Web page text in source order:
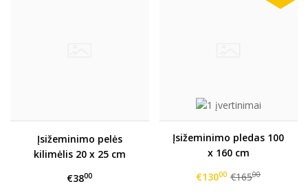
Įsižeminimo pelės
kilimėlis 20 x 25 cm
€3800
Įsižeminimo pledas 100
x 160 cm
€13000 €16500